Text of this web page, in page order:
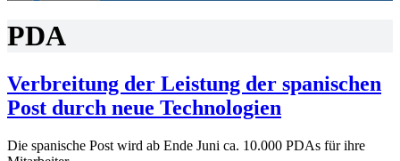
PDA
Verbreitung der Leistung der spanischen
Post durch neue Technologien
Die spanische Post wird ab Ende Juni ca. 10.000 PDAs für ihre